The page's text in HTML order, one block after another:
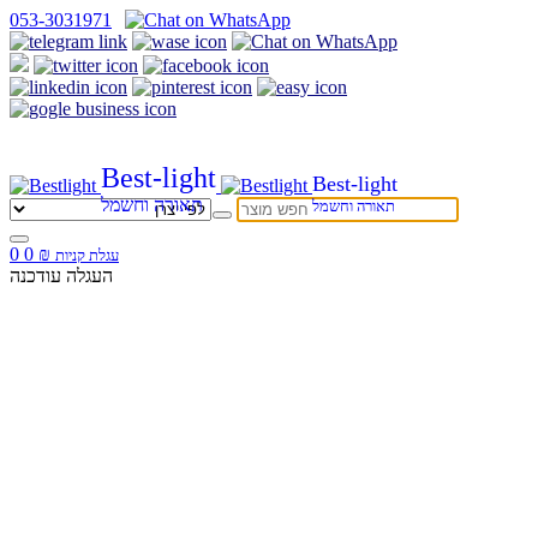
053-3031971
Best-light
תאורה וחשמל
Best-light
תאורה וחשמל
0 עגלת קניות ₪
0
העגלה עודכנה